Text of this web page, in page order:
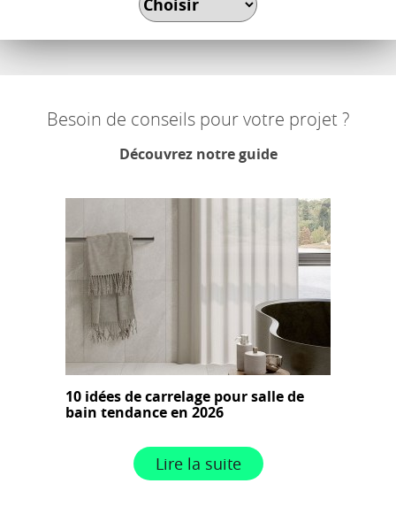
Besoin de conseils pour votre projet ?
Découvrez notre guide
10 idées de carrelage pour salle de
bain tendance en 2026
Lire la suite